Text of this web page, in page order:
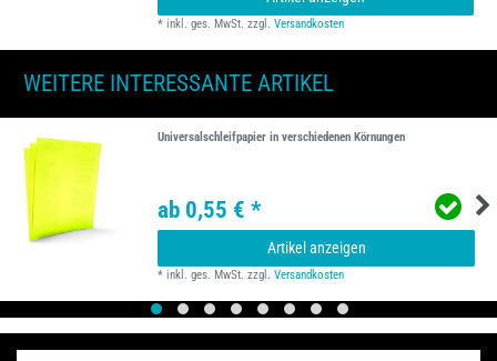
*inkl. ges. MwSt. zzgl.Versandkosten
WEITERE INTERESSANTE ARTIKEL
Universalschleifpapier in verschiedenen Körnungen
ab 0,55 € *
Artikel anzeigen
*inkl. ges. MwSt. zzgl.Versandkosten